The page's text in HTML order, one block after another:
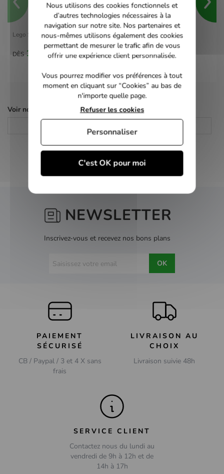
Lego Star Wars Le Réveil de la Force - Xbox One
DÈS 10,00 €
Voir nos autres pages :
NEWSLETTER
Inscrivez-vous et recevez nos bons plans
OK
PAIEMENT
SÉCURISÉ
CB / Paypal / 3 et 4 X sans
frais
LIVRAISON AU
CHOIX
Livraison suivie 48h
SERVICE CLIENT
Contactez nous du lundi au
vendredi de 9h à 12h et de
14h à 17h
Nous utilisons des cookies fonctionnels et
d’autres technologies nécessaires à la
navigation sur notre site. Nos partenaires et
nous-mêmes utilisons également des cookies
permettant de mesurer le trafic afin de vous
offrir une expérience client personnalisée.
Vous pourrez modifier vos préférences à tout
moment en cliquant sur “Cookies” au bas de
n'importe quelle page.
C'est OK pour moi
Refuser les cookies
Personnaliser